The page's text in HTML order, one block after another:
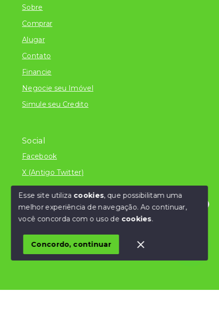
Olá! Estamos disponíveis para te ajudar.
Sobre
Comprar
Alugar
Contato
Financie
Negocie seu Imóvel
Simule seu Credito
Social
Facebook
X (Antigo Twitter)
© Copyright 2026 - Literatura Imóveis Ltda - ME
/CNPJ 24.839.034/0001-32 - Todos os direitos
SITE PARA IMOBILIARIA
Esse site utiliza cookies, que possibilitam uma
melhor experiência de navegação.Ao continuar,
você concorda com o uso de cookies.
Concordo, continuar